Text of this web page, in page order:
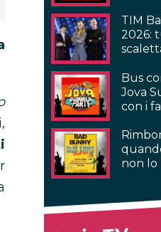
TIM
2026:
Bus
Jova
con i
non lo